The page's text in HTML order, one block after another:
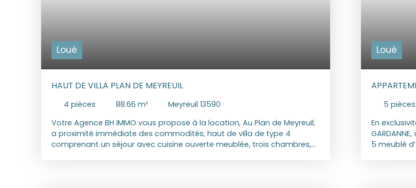
Loué
HAUT DE VILLA PLAN DE MEYREUIL
4 pièces 88.66 m²
Meyreuil 13590
Votre Agence BH IMMO vous propose à la location, Au Plan de Meyreuil;
a proximité immédiate des commodités; haut de villa de type 4
comprenant un séjour avec cuisine ouverte meublée, trois chambres,
Loué
5 pièces
En
5 meublé